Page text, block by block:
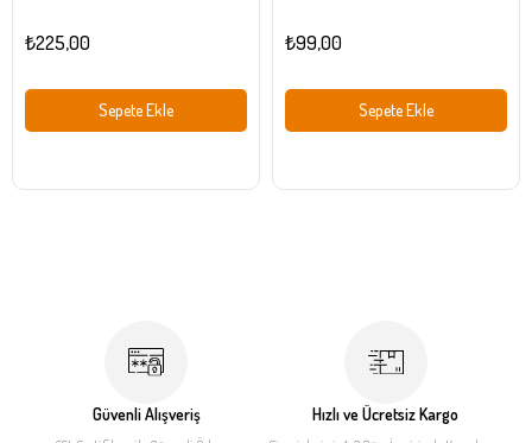
₺225,00
Sepete Ekle
₺99,00
Sepete Ekle
Güvenli Alışveriş Hızlı ve Ücretsiz Kargo